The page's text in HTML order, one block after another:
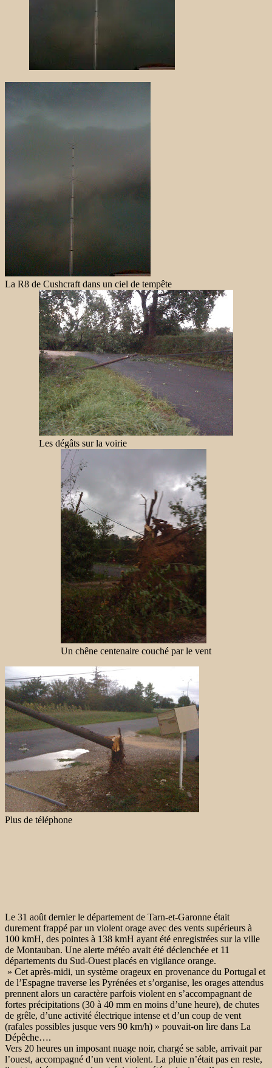
La R8 de Cushcraft dans un ciel de tempête
Les dégâts sur la voirie
Un chêne centenaire couché par le vent
Plus de téléphone
Le 31 août dernier le département de Tarn-et-Garonne était
durement frappé par un violent orage avec des vents supérieurs à
100 kmH, des pointes à 138 kmH ayant été enregistrées sur la ville
de Montauban. Une alerte météo avait été déclenchée et 11
départements du Sud-Ouest placés en vigilance orange.
» Cet après-midi, un système orageux en provenance du Portugal et
de l’Espagne traverse les Pyrénées et s’organise, les orages attendus
prennent alors un caractère parfois violent en s’accompagnant de
fortes précipitations (30 à 40 mm en moins d’une heure), de chutes
de grêle, d’une activité électrique intense et d’un coup de vent
(rafales possibles jusque vers 90 km/h) » pouvait-on lire dans La
Dépêche….
Vers 20 heures un imposant nuage noir, chargé se sable, arrivait par
l’ouest, accompagné d’un vent violent. La pluie n’était pas en reste,